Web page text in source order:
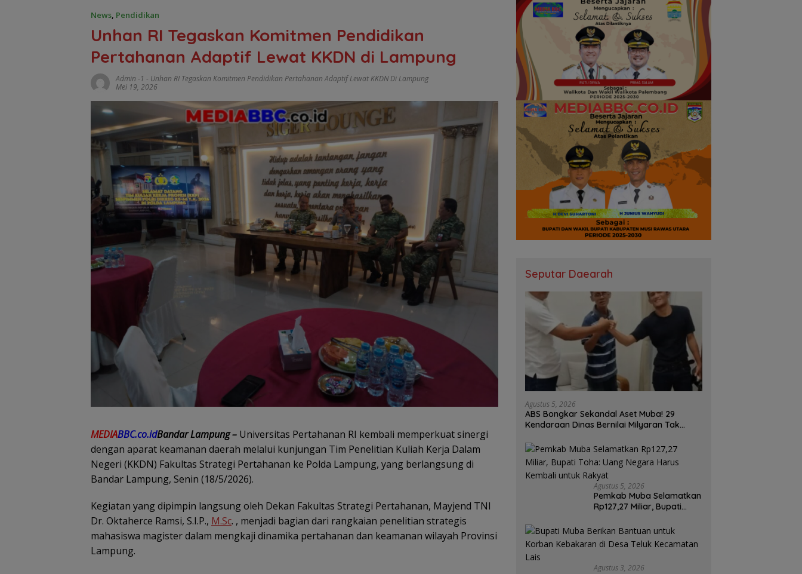
News Pendidikan
Unhan RI Tegaskan Komitmen Pendidikan
Pertahanan Adaptif Lewat KKDN di Lampung
Admin -1 - Unhan RI Tegaskan Komitmen Pendidikan Pertahanan Adaptif Lewat KKDN Di Lampung
Mei 19, 2026
MEDIABBC.co.idBandar Lampung – Universitas Pertahanan RI kembali memperkuat sinergi
dengan aparat keamanan daerah melalui kunjungan Tim Penelitian Kuliah Kerja Dalam
Negeri (KKDN) Fakultas Strategi Pertahanan ke Polda Lampung, yang berlangsung di
Bandar Lampung, Senin (18/5/2026).
Kegiatan yang dipimpin langsung oleh Dekan Fakultas Strategi Pertahanan, Mayjend TNI
Dr. Oktaherce Ramsi, S.I.P., M.Sc. , menjadi bagian dari rangkaian penelitian strategis
mahasiswa magister dalam mengkaji dinamika pertahanan dan keamanan wilayah Provinsi
Lampung.
Seputar Daearah
Agustus 5, 2026
ABS Bongkar Sekandal Aset Muba! 29
Kendaraan Dinas Bernilai Milyaran Tak
Agustus 5, 2026
Pemkab Muba Selamatkan
Rp127,27 Miliar, Bupati
Kembali untuk Rakyat
Agustus 3, 2026